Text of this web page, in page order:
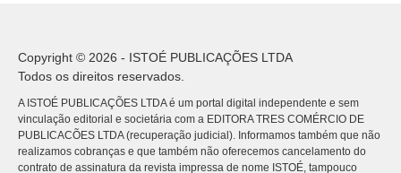
Copyright © 2026 - ISTOÉ PUBLICAÇÕES LTDA
Todos os direitos reservados.
A ISTOÉ PUBLICAÇÕES LTDA é um portal digital independente e sem
vinculação editorial e societária com a EDITORA TRES COMÉRCIO DE
PUBLICACÕES LTDA (recuperação judicial). Informamos também que não
realizamos cobranças e que também não oferecemos cancelamento do
contrato de assinatura da revista impressa de nome ISTOÉ, tampouco